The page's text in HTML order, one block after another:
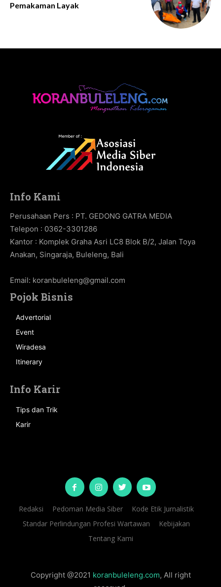
Pemakaman Layak
Info Kami
Perusahaan Pers : PT. GEDONG GATRA MEDIA
Telepon : 0362-3301286
Kantor : Komplek Graha Asri LC8 Blok B/2, Jalan Toya
Anakan, Singaraja, Buleleng, Bali
Email: koranbuleleng@gmail.com
Pojok Bisnis
Advertorial
Event
Wiradesa
Itinerary
Info Karir
Tips dan Trik
Karir
Redaksi Pedoman Media Siber
Kode Etik Jurnalistik
Standar Perlindungan Profesi Wartawan
Kebijakan
Tentang Kami
Copyright @2021 koranbuleleng.com, All right